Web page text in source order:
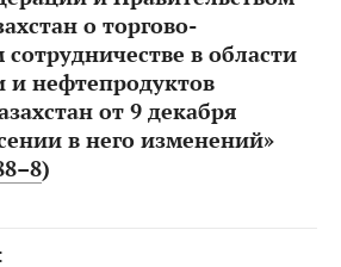
о торгово-
в области
и нефтепродуктов
от 9 декабря
в него изменений»
)